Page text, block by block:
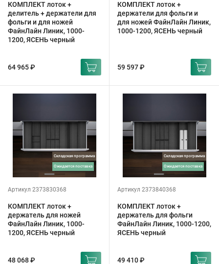
КОМПЛЕКТ лоток +
делитель + держатели для
фольги и для ножей
ФайнЛайн Линик, 1000-
1200, ЯСЕНЬ черный
64 965 ₽
КОМПЛЕКТ лоток +
держатели для фольги и
для ножей ФайнЛайн Линик,
1000-1200, ЯСЕНЬ черный
59 597 ₽
Складская программа
ожидается поставка
Артикул 2373830368
КОМПЛЕКТ лоток +
держатель для ножей
ФайнЛайн Линик, 1000-
1200, ЯСЕНЬ черный
48 068 ₽
Складская программа
ожидается поставка
Артикул 2373840368
КОМПЛЕКТ лоток +
держатель для фольги
ФайнЛайн Линик, 1000-1200,
ЯСЕНЬ черный
49 410 ₽